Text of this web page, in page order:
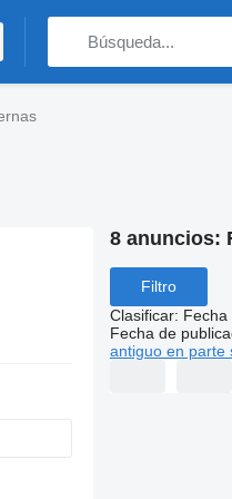
8 anuncios:
Filtro
Clasificar: Fecha
Fecha de
antiguo en parte